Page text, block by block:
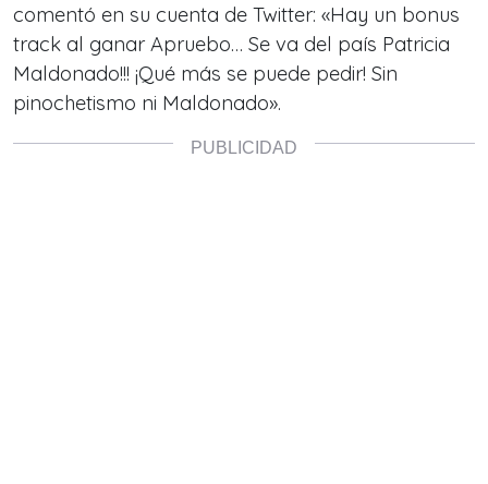
comentó en su cuenta de Twitter: «Hay un bonus
track al ganar Apruebo… Se va del país Patricia
Maldonado!!! ¡Qué más se puede pedir! Sin
pinochetismo ni Maldonado».